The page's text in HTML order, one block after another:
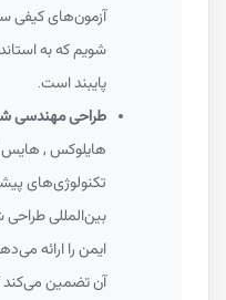
آزمون‌های کیفی
شویم که به
پایبند است.
طراحی مهندسی شده:
هایلوکس , هایس )
تکنولوژی‌های
بین‌المللی طراحی
ایمن را ارائه
آن تضمین می‌کند که